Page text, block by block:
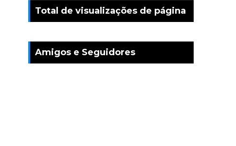
Total de visualizações de página
Amigos e Seguidores